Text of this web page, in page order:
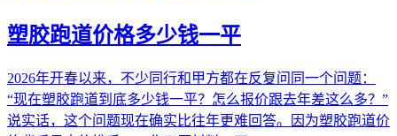
塑胶跑道价格多少钱一平
2026年开春以来，不少同行和甲方都在反复问同一个问题：
“现在塑胶跑道到底多少钱一平？怎么报价跟去年差这么多？”
说实话，这个问题现在确实比往年更难回答。因为塑胶跑道价